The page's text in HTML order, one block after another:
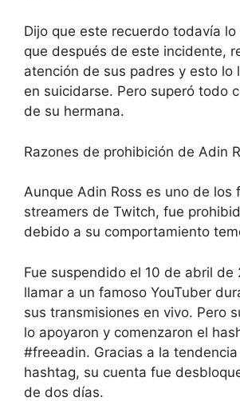
Dijo que este recuerdo todavía lo
que después de este incidente,
atención de sus padres y esto lo
en suicidarse. Pero superó todo
de su hermana.
Razones de prohibición de Adin
Aunque Adin Ross es uno de los
streamers de Twitch, fue
debido a su comportamiento
Fue suspendido el 10 de abril de
llamar a un famoso YouTuber
sus transmisiones en vivo. Pero
lo apoyaron y comenzaron el
#freeadin. Gracias a la
hashtag, su cuenta fue
de dos días.